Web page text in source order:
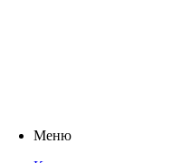
Меню